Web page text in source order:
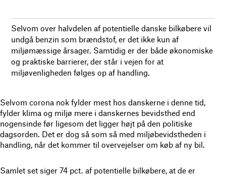
Selvom over halvdelen af potentielle danske bilkøbere vil
undgå benzin som brændstof, er det ikke kun af
miljømæssige årsager. Samtidig er der både økonomiske
og praktiske barrierer, der står i vejen for at
miljøvenligheden følges op af handling.
Selvom corona nok fylder mest hos danskerne i denne tid,
fylder klima og miljø mere i danskernes bevidsthed end
nogensinde før ligesom det ligger højt på den politiske
dagsorden. Det er dog så som så med miljøbevidstheden i
handling, når det kommer til overvejelser om køb af ny bil.
Samlet set siger 74 pct. af potentielle bilkøbere, at de er